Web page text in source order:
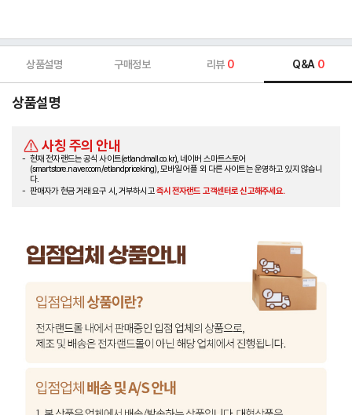
상품설명 구매정보 리뷰 0 Q&A 0
상품설명
사칭 주의 안내
현재 전자랜드는 공식 사이트(etlandmall.co.kr), 네이버 스마트스토어
(smartstore.naver.com/etlandpriceking), 모바일 어플 외 다른 사이트는 운영하고 있지 않습니
다.
판매자가 현금 거래 요구 시, 거부하시고즉시 전자랜드 고객센터로 신고해주세요.